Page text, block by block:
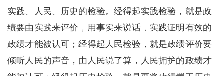
实践、人民、历史的检验。经得起实践检验，就是政
绩要由实践来评价，用事实来说话，实践证明有效的
政绩才能被认可；经得起人民检验，就是政绩评价要
倾听人民的声音，由人民说了算，人民拥护的政绩才